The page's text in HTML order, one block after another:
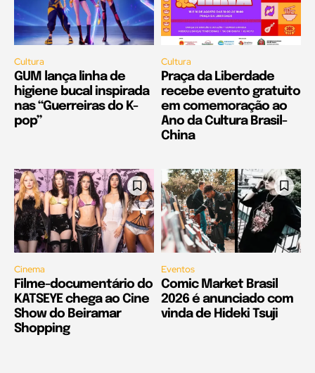
Cultura
GUM lança linha de
higiene bucal inspirada
nas “Guerreiras do K-
pop”
Cultura
Praça da Liberdade
recebe evento gratuito
em comemoração ao
Ano da Cultura Brasil-
China
Cinema
Filme-documentário do
KATSEYE chega ao Cine
Show do Beiramar
Shopping
Eventos
Comic Market Brasil
2026 é anunciado com
vinda de Hideki Tsuji